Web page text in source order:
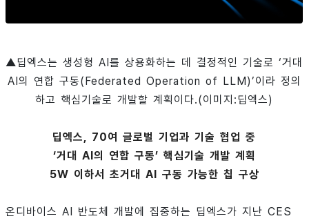
▲딥엑스는 생성형 AI를 상용화하는 데 결정적인 기술로 ‘거대
AI의 연합 구동(Federated Operation of LLM)’이라 정의
하고 핵심기술로 개발할 계획이다.(이미지:딥엑스)
딥엑스, 70여 글로벌 기업과 기술 협업 중
‘거대 AI의 연합 구동’ 핵심기술 개발 계획
5W 이하서 초거대 AI 구동 가능한 칩 구상
온디바이스 AI 반도체 개발에 집중하는 딥엑스가 지난 CES